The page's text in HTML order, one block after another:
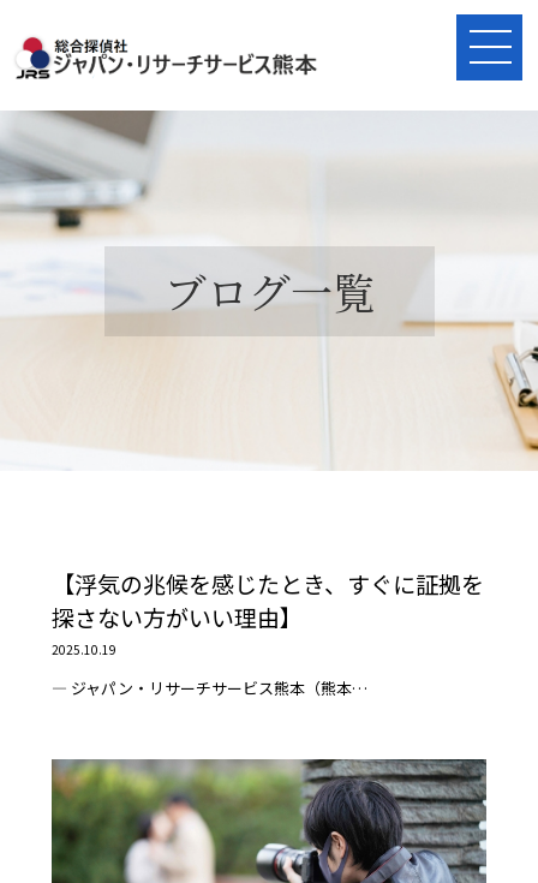
ブログ一覧
【浮気の兆候を感じたとき、すぐに証拠を
探さない方がいい理由】
2025.10.19
― ジャパン・リサーチサービス熊本（熊本…